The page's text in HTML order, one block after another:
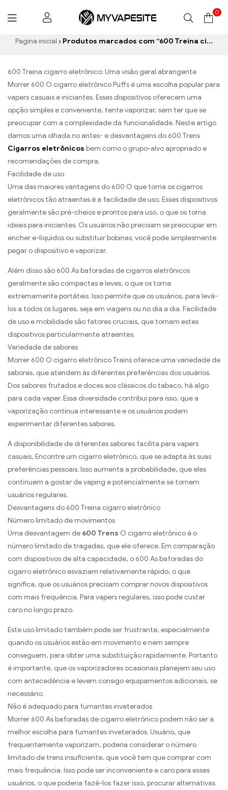
Myvapesite.de
0
Pagina inicial Produtos marcados com “600 Treina cigarro eletrônico”
600 Treina cigarro eletrônico: Uma visão geral abrangente
Morrer 600 O cigarro eletrônico Puffs é uma escolha popular para
vapers casuais e iniciantes. Esses dispositivos oferecem uma
opção simples e conveniente, tente vaporizar, sem ter que se
preocupar com a complexidade da funcionalidade. Neste artigo
damos uma olhada no antes- e desvantagens do 600 Trens
Cigarros eletrônicos bem como o grupo-alvo apropriado e
recomendações de compra.
Facilidade de uso
Uma das maiores vantagens do 600 O que torna os cigarros
eletrônicos tão atraentes é a facilidade de uso. Esses dispositivos
geralmente são pré-cheios e prontos para uso, o que os torna
ideais para iniciantes. Os usuários não precisam se preocupar em
encher e-líquidos ou substituir bobinas; você pode simplesmente
pegar o dispositivo e vaporizar.
Além disso são 600 As baforadas de cigarros eletrônicos
geralmente são compactas e leves, o que os torna
extremamente portáteis. Isso permite que os usuários, para levá-
los a todos os lugares, seja em viagens ou no dia a dia. Facilidade
de uso e mobilidade são fatores cruciais, que tornam estes
dispositivos particularmente atraentes.
Variedade de sabores
Morrer 600 O cigarro eletrônico Trains oferece uma variedade de
sabores, que atendem às diferentes preferências dos usuários.
Dos sabores frutados e doces aos clássicos do tabaco, há algo
para cada vaper. Essa diversidade contribui para isso, que a
vaporização continua interessante e os usuários podem
experimentar diferentes sabores.
A disponibilidade de diferentes sabores facilita para vapers
casuais, Encontre um cigarro eletrônico, que se adapta às suas
preferências pessoais. Isso aumenta a probabilidade, que eles
continuem a gostar de vaping e potencialmente se tornem
usuários regulares.
Desvantagens do 600 Treina cigarro eletrônico
Número limitado de movimentos
Uma desvantagem de 600 Trens O cigarro eletrônico é o
número limitado de tragadas, que ele oferece. Em comparação
com dispositivos de alta capacidade, o 600 As baforadas do
cigarro eletrônico esvaziam relativamente rápido, o que
significa, que os usuários precisam comprar novos dispositivos
com mais frequência. Para vapers regulares, isso pode custar
caro no longo prazo.
Este uso limitado também pode ser frustrante, especialmente
quando os usuários estão em movimento e nem sempre
conseguem, para obter uma substituição rapidamente. Portanto
é importante, que os vaporizadores ocasionais planejem seu uso
com antecedência e levem consigo equipamentos adicionais, se
necessário.
Não é adequado para fumantes inveterados
Morrer 600 As baforadas de cigarro eletrônico podem não ser a
melhor escolha para fumantes inveterados. Usuário, que
frequentemente vaporizam, poderia considerar o número
limitado de trens insuficiente, que você tem que comprar com
mais frequência. Isso pode ser inconveniente e caro para esses
usuários, o que poderia fazê-los fazer isso, procurar alternativas